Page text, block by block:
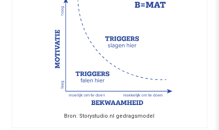
Bron: Storystudio.nl gedragsmodel